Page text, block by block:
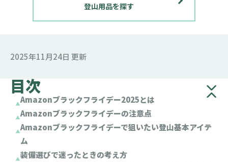
登山用品を探す
2025年11月24日 更新
目次
Amazonブラックフライデー2025とは
Amazonブラックフライデーの注意点
Amazonブラックフライデーで狙いたい登山基本アイテ
ム
装備選びで迷ったときの考え方